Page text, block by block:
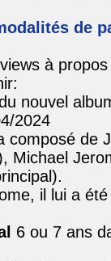
de
à
nouvel
2024
composé de
Michael
il lui a
6 ou 7 ans